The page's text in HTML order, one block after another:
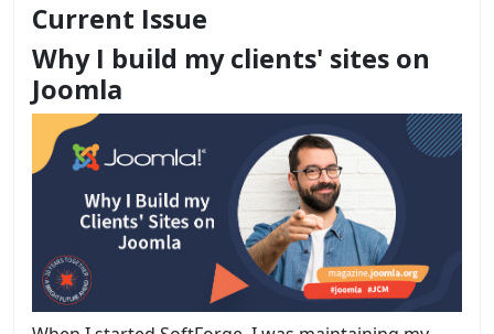
Current Issue
Why I build my clients' sites on
Joomla